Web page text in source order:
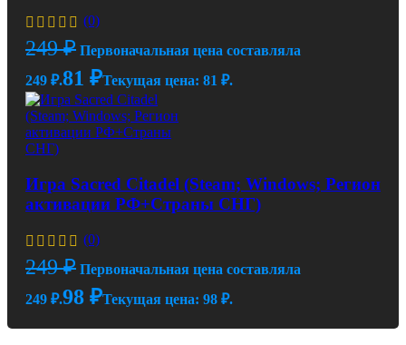
(0)
249₽ Первоначальная цена составляла
249 ₽.81 ₽Текущая цена: 81 ₽.
Игра Sacred Citadel (Steam; Windows; Регион
активации РФ+Страны СНГ)
(0)
249₽ Первоначальная цена составляла
249 ₽.98 ₽Текущая цена: 98 ₽.